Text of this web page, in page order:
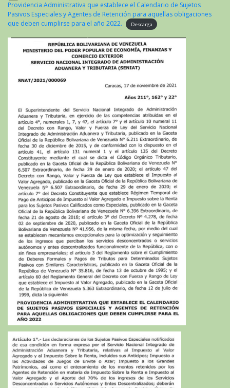
Providencia Administrativa que establece el Calendario de Sujetos
Pasivos Especiales y Agentes de Retención para aquellas obligaciones
que deben cumplirse para el año 2022.
Descarga